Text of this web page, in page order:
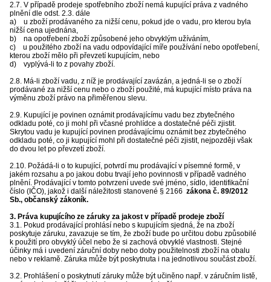
2.7. V případě prodeje spotřebního zboží nemá kupující práva z vadného
plnění dle odst. 2.3. dále
a) u zboží prodávaného za nižší cenu, pokud jde o vadu, pro kterou byla
nižší cena ujednána,
b) na opotřebení zboží způsobené jeho obvyklým užíváním,
c) u použitého zboží na vadu odpovídající míře používání nebo opotřebení,
kterou zboží mělo při převzetí kupujícím, nebo
d) vyplývá-li to z povahy zboží.
2.8. Má-li zboží vadu, z níž je prodávající zavázán, a jedná-li se o zboží
prodávané za nižší cenu nebo o zboží použité, má kupující místo práva na
výměnu zboží právo na přiměřenou slevu.
2.9. Kupující je povinen oznámit prodávajícímu vadu bez zbytečného
odkladu poté, co ji mohl při včasné prohlídce a dostatečné péči zjistit.
Skrytou vadu je kupující povinen prodávajícímu oznámit bez zbytečného
odkladu poté, co ji kupující mohl při dostatečné péči zjistit, nejpozději však
do dvou let po převzetí zboží.
2.10. Požádá-li o to kupující, potvrdí mu prodávající v písemné formě, v
jakém rozsahu a po jakou dobu trvají jeho povinnosti v případě vadného
plnění. Prodávající v tomto potvrzení uvede své jméno, sídlo, identifikační
číslo (IČO), jakož i další náležitosti stanovené § 2166 zákona č. 89/2012
Sb., občanský zákoník.
3. Práva kupujícího ze záruky za jakost v případě prodeje zboží
3.1. Pokud prodávající prohlásí nebo s kupujícím sjedná, že na zboží
poskytuje záruku, zavazuje se tím, že zboží bude po určitou dobu způsobilé
k použití pro obvyklý účel nebo že si zachová obvyklé vlastnosti. Stejné
účinky má i uvedení záruční doby nebo doby použitelnosti zboží na obalu
nebo v reklamě. Záruka může být poskytnuta i na jednotlivou součást zboží.
3.2. Prohlášení o poskytnutí záruky může být učiněno např. v záručním listě,